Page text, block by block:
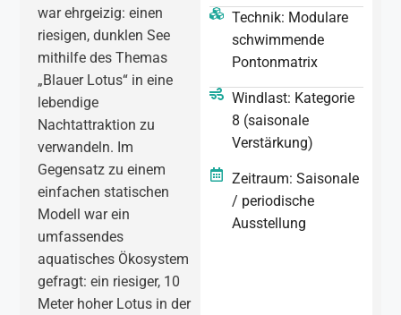
war ehrgeizig: einen
riesigen, dunklen See
mithilfe des Themas
„Blauer Lotus“ in eine
lebendige
Nachtattraktion zu
verwandeln. Im
Gegensatz zu einem
einfachen statischen
Modell war ein
umfassendes
aquatisches Ökosystem
gefragt: ein riesiger, 10
Meter hoher Lotus in der
Technik: Modulare
schwimmende
Pontonmatrix
Windlast: Kategorie
8 (saisonale
Verstärkung)
Zeitraum: Saisonale
/ periodische
Ausstellung